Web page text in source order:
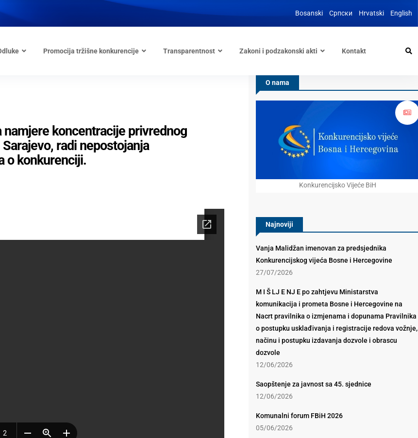
Bosanski Српски Hrvatski English
Promocija tržišne konkurencije Transparentnost Zakoni i podzakonski akti Kontakt
koncentracije privrednog
radi nepostojanja
o konkurenciji.
O nama
Konkurencijsko Vijeće BiH
Najnoviji
Vanja Malidžan imenovan za predsjednika
Konkurencijskog vijeća Bosne i Hercegovine
27/07/2026
M I Š LJ E NJ E po zahtjevu Ministarstva
komunikacija i prometa Bosne i Hercegovine na
Nacrt pravilnika o izmjenama i dopunama Pravilnika
o postupku usklađivanja i registracije redova vožnje,
načinu i postupku izdavanja dozvole i obrascu
dozvole
12/06/2026
Saopštenje za javnost sa 45. sjednice
12/06/2026
Komunalni forum FBiH 2026
05/06/2026